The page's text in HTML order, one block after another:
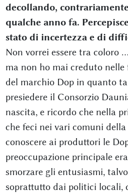
decollando,
qualche anno fa.
stato di incertezza e di
Non vorrei essere tra coloro
ma non ho mai creduto
del marchio Dop in quanto
presiedere il Consorzio
nascita, e ricordo che nella
che feci nei vari comuni
conoscere ai produttori le
preoccupazione principale
smorzare gli entusiasmi,
soprattutto dai politici locali,